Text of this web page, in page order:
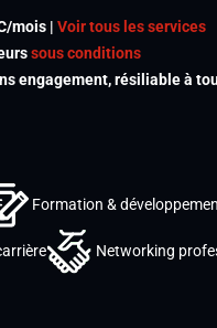
mois | Voir tous les services
sous conditions
engagement, résiliable à
Formation &
Networking